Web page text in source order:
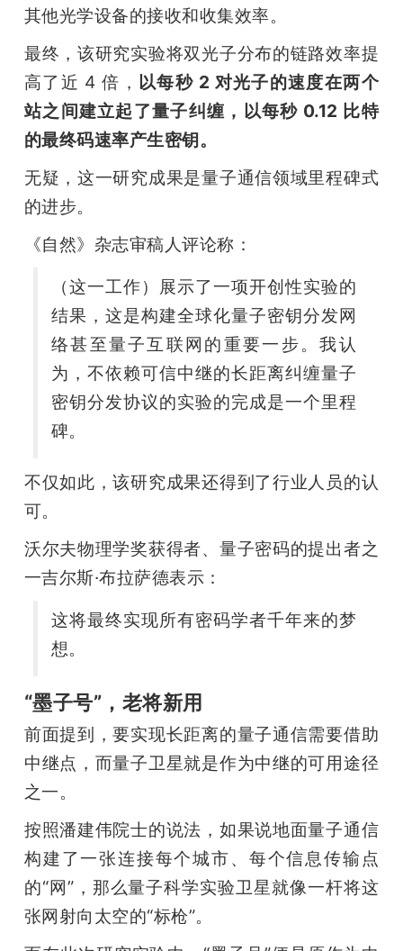
其他光学设备的接收和收集效率。
最终，该研究实验将双光子分布的链路效率提
高了近 4 倍， 以每秒 2 对光子的速度在两个
站之间建立起了量子纠缠，以每秒 0.12 比特
的最终码速率产生密钥。
无疑，这一研究成果是量子通信领域里程碑式
的进步。
《自然》杂志审稿人评论称：
（这一工作）展示了一项开创性实验的
结果，这是构建全球化量子密钥分发网
络甚至量子互联网的重要一步。我认
为，不依赖可信中继的长距离纠缠量子
密钥分发协议的实验的完成是一个里程
碑。
不仅如此，该研究成果还得到了行业人员的认
可。
沃尔夫物理学奖获得者、量子密码的提出者之
一吉尔斯·布拉萨德表示：
这将最终实现所有密码学者千年来的梦
想。
“墨子号”，老将新用
前面提到，要实现长距离的量子通信需要借助
中继点，而量子卫星就是作为中继的可用途径
之一。
按照潘建伟院士的说法，如果说地面量子通信
构建了一张连接每个城市、每个信息传输点
的“网”，那么量子科学实验卫星就像一杆将这
张网射向太空的“标枪”。